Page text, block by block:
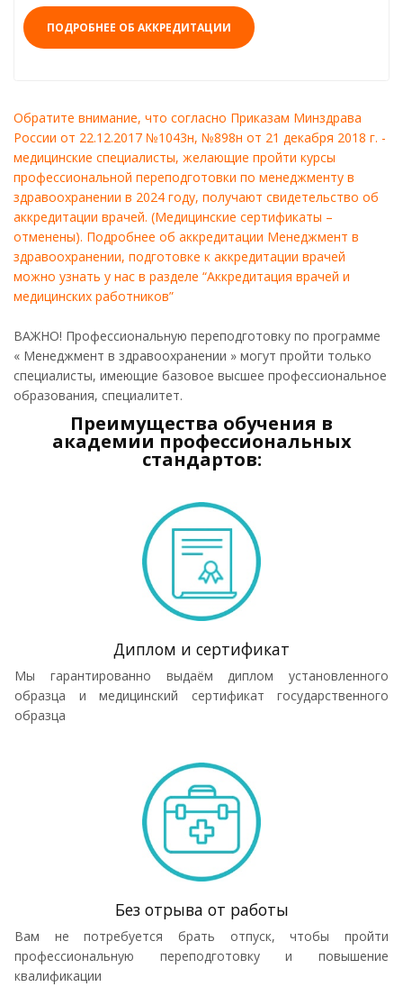
ПОДРОБНЕЕ ОБ АККРЕДИТАЦИИ
Обратите внимание, что согласно Приказам Минздрава
России от 22.12.2017 №1043н, №898н от 21 декабря 2018 г. -
медицинские специалисты, желающие пройти курсы
профессиональной переподготовки по менеджменту в
здравоохранении в 2024 году, получают свидетельство об
аккредитации врачей. (Медицинские сертификаты –
отменены). Подробнее об аккредитации Менеджмент в
здравоохранении, подготовке к аккредитации врачей
можно узнать у нас в разделе “Аккредитация врачей и
медицинских работников”
ВАЖНО! Профессиональную переподготовку по программе
« Менеджмент в здравоохранении » могут пройти только
специалисты, имеющие базовое высшее профессиональное
образования, специалитет.
Преимущества обучения в
академии профессиональных
стандартов:
Диплом и сертификат
Мы гарантированно выдаём диплом установленного
образца и медицинский сертификат государственного
образца
Без отрыва от работы
Вам не потребуется брать отпуск, чтобы пройти
профессиональную переподготовку и повышение
квалификации